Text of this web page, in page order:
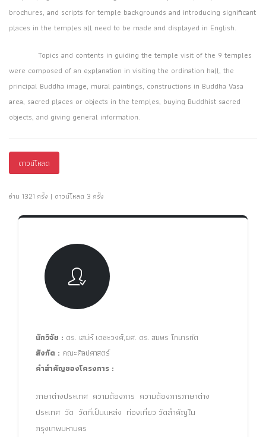
brochures, and scripts for temple backgrounds and introducing significant
places in the temples all need to be made and displayed in English.
Topics and contents in guiding the temple visit of the 9 temples
were composed of an explanation in visiting the ordination hall, the
principal Buddha image, mural paintings, constructions in Buddha Vasa
area, sacred places or objects in the temples, buying Buddhist sacred
objects, and giving general information.
ดาวน์โหลด
อ่าน 1321 ครั้ง | ดาวน์โหลด 3 ครั้ง
นักวิจัย : ดร. เสน่ห์ เดชะวงศ์,ผศ. ดร. สมพร โกมารทัต
สังกัด : คณะศิลปศาสตร์
คำสำคัญของโครงการ :
ภาษาต่างประเทศ ความต้องการ ความต้องการภาษาต่าง
ประเทศ วัด วัดที่เป็นแหล่ง ท่องเที่ยว วัดสำคัญใน
กรุงเทพมหานคร